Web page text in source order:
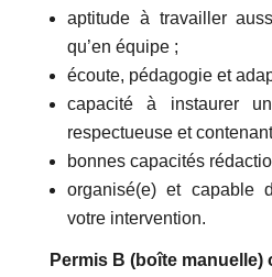
aptitude à travailler
qu’en équipe ;
écoute, pédagogie et
capacité à instaurer
respectueuse et
bonnes capacités
organisé(e) et capable
votre intervention.
Permis B (boîte manuelle)